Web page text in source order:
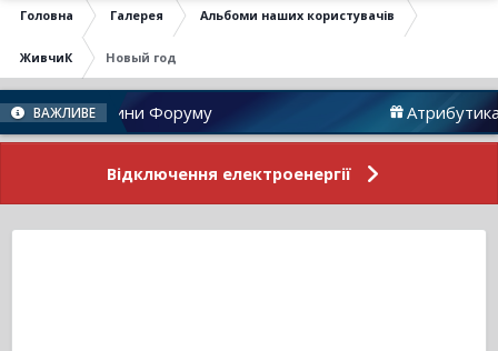
Головна Галерея Альбоми наших користувачів
ЖивчиК Новый год
ВАЖЛИВЕ
Новини Форуму Атрибутика
Відключення електроенергії